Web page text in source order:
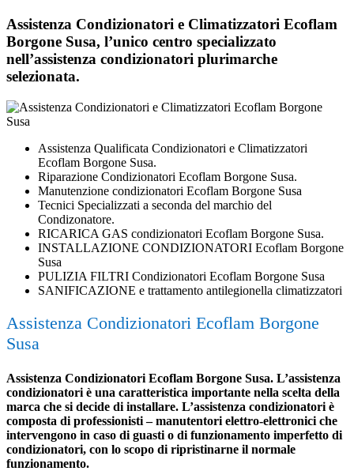
Assistenza Condizionatori e Climatizzatori Ecoflam
Borgone Susa, l’unico centro specializzato
nell’assistenza condizionatori plurimarche
selezionata.
Assistenza Qualificata Condizionatori e Climatizzatori
Ecoflam Borgone Susa.
Riparazione Condizionatori Ecoflam Borgone Susa.
Manutenzione condizionatori Ecoflam Borgone Susa
Tecnici Specializzati a seconda del marchio del
Condizonatore.
RICARICA GAS condizionatori Ecoflam Borgone Susa.
INSTALLAZIONE CONDIZIONATORI Ecoflam Borgone
Susa
PULIZIA FILTRI Condizionatori Ecoflam Borgone Susa
SANIFICAZIONE e trattamento antilegionella climatizzatori
Assistenza Condizionatori Ecoflam Borgone
Susa
Assistenza Condizionatori Ecoflam Borgone Susa. L’assistenza
condizionatori è una caratteristica importante nella scelta della
marca che si decide di installare. L’assistenza condizionatori è
composta di professionisti – manutentori elettro-elettronici che
intervengono in caso di guasti o di funzionamento imperfetto di
condizionatori, con lo scopo di ripristinarne il normale
funzionamento.